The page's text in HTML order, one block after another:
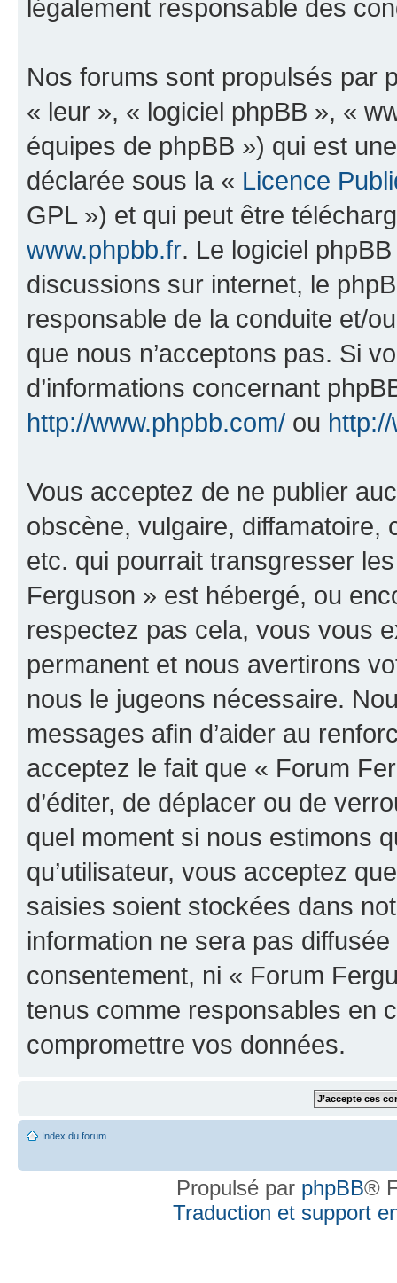
légalement responsable des
Nos forums sont propulsés par
« leur », « logiciel phpBB », «
équipes de phpBB ») qui est
déclarée sous la « Licence
GPL ») et qui peut être
www.phpbb.fr. Le logiciel
discussions sur internet, le
responsable de la conduite et/
que nous n’acceptons pas. Si
d’informations concernant
http://www.phpbb.com/ ou
Vous acceptez de ne publier
obscène, vulgaire, diffamatoire,
etc. qui pourrait transgresser
Ferguson » est hébergé, ou
respectez pas cela, vous vous
permanent et nous avertirons
nous le jugeons nécessaire.
messages afin d’aider au
acceptez le fait que « Forum
d’éditer, de déplacer ou de
quel moment si nous estimons
qu’utilisateur, vous acceptez
saisies soient stockées dans
information ne sera pas
consentement, ni « Forum
tenus comme responsables en
compromettre vos données.
Index du forum
Propulsé par phpBB®
Traduction et support